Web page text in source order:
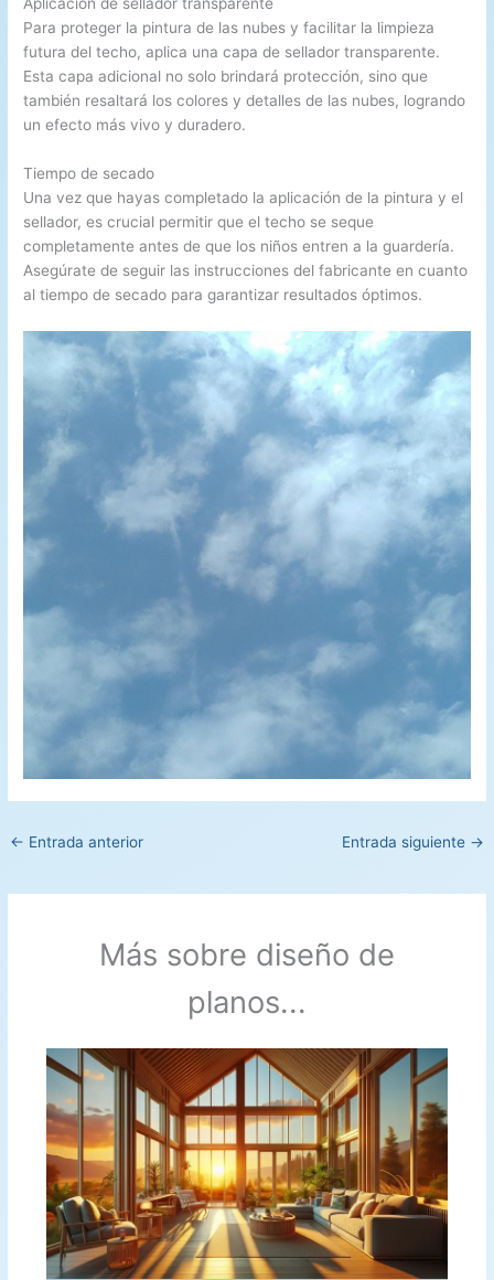
Para proteger la pintura de las nubes y facilitar la limpieza
futura del techo, aplica una capa de sellador transparente.
Esta capa adicional no solo brindará protección, sino que
también resaltará los colores y detalles de las nubes, logrando
un efecto más vivo y duradero.
Tiempo de secado
Una vez que hayas completado la aplicación de la pintura y el
sellador, es crucial permitir que el techo se seque
completamente antes de que los niños entren a la guardería.
Asegúrate de seguir las instrucciones del fabricante en cuanto
al tiempo de secado para garantizar resultados óptimos.
← Entrada anterior Entrada siguiente →
Más sobre diseño de
planos...